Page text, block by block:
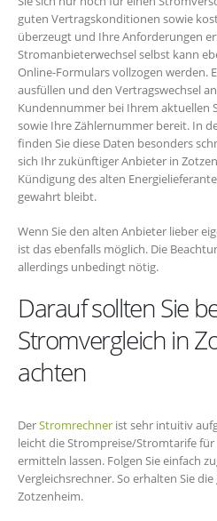
guten Vertragskonditionen sowie
überzeugt und Ihre Anforderungen
Stromanbieterwechsel selbst kann
Online-Formulars vollzogen werden.
ausfüllen und den Vertragswechsel
Kundennummer bei Ihrem aktuellen
sowie Ihre Zählernummer bereit. In
finden Sie diese Daten besonders
sich Ihr zukünftiger Anbieter in
Kündigung des alten
gewahrt bleibt.
Wenn Sie den alten Anbieter lieber
ist das ebenfalls möglich. Die
allerdings unbedingt nötig.
Darauf sollten Sie
Stromvergleich in
achten
DerStromrechner ist sehr intuitiv
leicht die Strompreise/Stromtarife
ermitteln lassen. Folgen Sie einfach
Vergleichsrechner. So erhalten Sie
Zotzenheim.